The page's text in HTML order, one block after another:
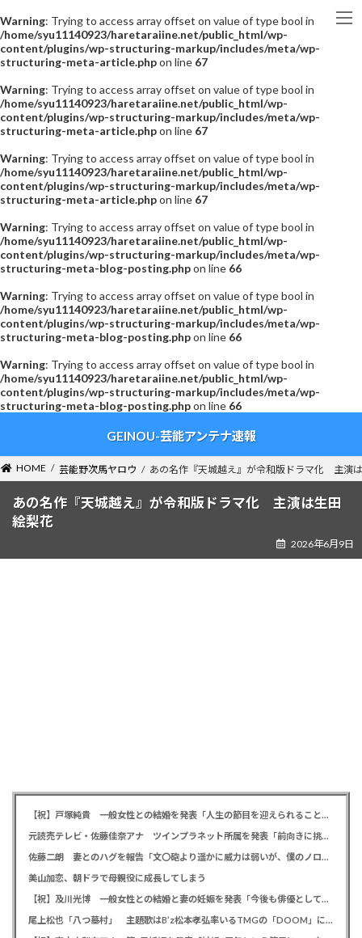
Warning: Trying to access array offset on value of type bool in
/home/syu11140923/haretaraiine.net/public_html/wp-
content/plugins/wp-structuring-markup/includes/meta/wp-
structuring-meta-article.phpon line 67
Warning: Trying to access array offset on value of type bool in
/home/syu11140923/haretaraiine.net/public_html/wp-
content/plugins/wp-structuring-markup/includes/meta/wp-
structuring-meta-article.phpon line 67
Warning: Trying to access array offset on value of type bool in
/home/syu11140923/haretaraiine.net/public_html/wp-
content/plugins/wp-structuring-markup/includes/meta/wp-
structuring-meta-article.phpon line 67
Warning: Trying to access array offset on value of type bool in
/home/syu11140923/haretaraiine.net/public_html/wp-
content/plugins/wp-structuring-markup/includes/meta/wp-
structuring-meta-blog-posting.phpon line 66
Warning: Trying to access array offset on value of type bool in
/home/syu11140923/haretaraiine.net/public_html/wp-
content/plugins/wp-structuring-markup/includes/meta/wp-
structuring-meta-blog-posting.phpon line 66
Warning: Trying to access array offset on value of type bool in
/home/syu11140923/haretaraiine.net/public_html/wp-
content/plugins/wp-structuring-markup/includes/meta/wp-
structuring-meta-blog-posting.phpon line 66
ン
ツ
ー
シ
GEINOU-芸能アンテナ速報
HOME 芸能野次馬ヤロウ あの名作『天城越え』が令和版ドラマ化 主演
あの名作『天城越え』が令和版ドラマ化 主演は生田
絵梨花
2026年6月9日
【祝】戸塚純貴 一般女性との結婚を発表「人生の節目を迎えられること、心より感謝しております」
元読売テレビ・佐藤佳奈アナ ツインプラネット所属を発表「前向きに挑戦していきたい」、前日にレインボー池田直人と結婚発表
佐藤二朗 妻とのハグを報告「文〇砲より遥かに威力は弱いが、僕のノロケ砲をお見舞いする」
美山加恋、朝ドラで母親役に成長してしまう
【祝】及川光博 一般女性との結婚と妻の妊娠を発表「今後も俳優としてミッチーとして精進」
尾上松也「八つ墓村」 主題歌はB’z松本孝弘率いるTMGの「DOOM」に決定、メインビジュアル＆本予告編も解禁